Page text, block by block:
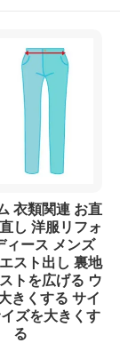
衣類関連 お直
し 洋服リフォ
ィース メンズ
スト出し 裏地
トを広げる ウ
きくする サイ
ズを大きくす
る